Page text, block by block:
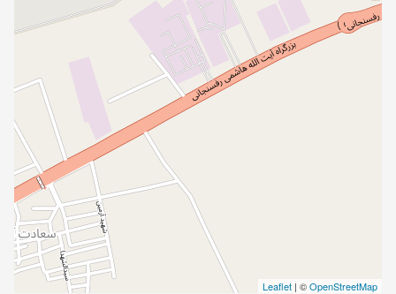
Leaflet | ©OpenStreetMap